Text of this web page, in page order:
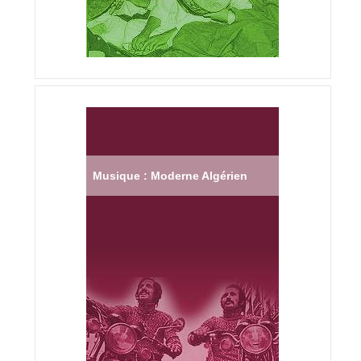
Musique : Moderne Algérien